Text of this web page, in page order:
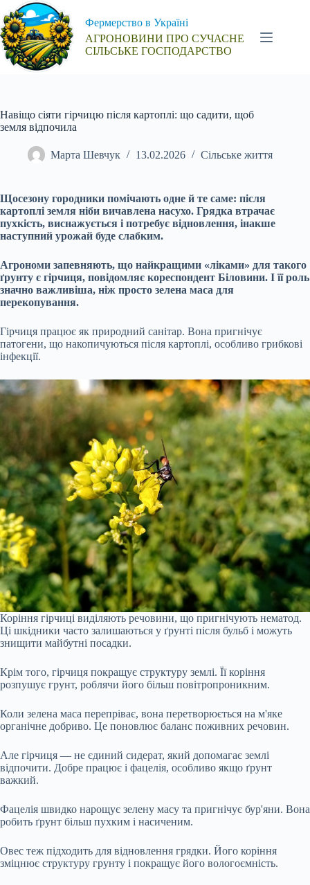
Перейти
до
вмісту
Фермерство в Україні
АГРОНОВИНИ ПРО СУЧАСНЕ
СІЛЬСЬКЕ ГОСПОДАРСТВО
Навіщо сіяти гірчицю після картоплі: що садити, щоб
земля відпочила
Марта Шевчук 13.02.2026 Сільське життя
Щосезону городники помічають одне й те саме: після
картоплі земля ніби вичавлена насухо. Грядка втрачає
пухкість, виснажується і потребує відновлення, інакше
наступний урожай буде слабким.
Агрономи запевняють, що найкращими «ліками» для такого
ґрунту є гірчиця, повідомляє кореспондент Біловини. І її роль
значно важливіша, ніж просто зелена маса для
перекопування.
Гірчиця працює як природний санітар. Вона пригнічує
патогени, що накопичуються після картоплі, особливо грибкові
інфекції.
Коріння гірчиці виділяють речовини, що пригнічують нематод.
Ці шкідники часто залишаються у ґрунті після бульб і можуть
знищити майбутні посадки.
Крім того, гірчиця покращує структуру землі. Її коріння
розпушує грунт, роблячи його більш повітропроникним.
Коли зелена маса перепріває, вона перетворюється на м'яке
органічне добриво. Це поновлює баланс поживних речовин.
Але гірчиця — не єдиний сидерат, який допомагає землі
відпочити. Добре працює і фацелія, особливо якщо ґрунт
важкий.
Фацелія швидко нарощує зелену масу та пригнічує бур'яни. Вона
робить ґрунт більш пухким і насиченим.
Овес теж підходить для відновлення грядки. Його коріння
зміцнює структуру грунту і покращує його вологоємність.